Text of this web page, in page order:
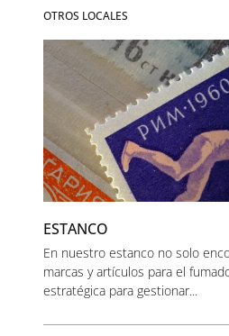
OTROS LOCALES
ESTANCO
En nuestro estanco no solo
marcas y artículos para el
estratégica para gestionar...